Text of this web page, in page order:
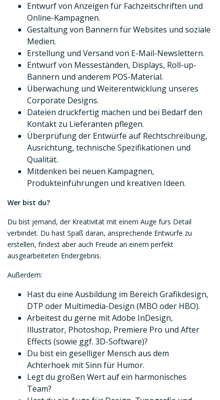
Entwurf von Anzeigen für Fachzeitschriften und
Online-Kampagnen.
Gestaltung von Bannern für Websites und soziale
Medien.
Erstellung und Versand von E-Mail-Newslettern.
Entwurf von Messeständen, Displays, Roll-up-
Bannern und anderem POS-Material.
Überwachung und Weiterentwicklung unseres
Corporate Designs.
Dateien druckfertig machen und bei Bedarf den
Kontakt zu Lieferanten pflegen.
Überprüfung der Entwürfe auf Rechtschreibung,
Ausrichtung, technische Spezifikationen und
Qualität.
Mitdenken bei neuen Kampagnen,
Produkteinführungen und kreativen Ideen.
Wer bist du?
Du bist jemand, der Kreativität mit einem Auge fürs Detail
verbindet. Du hast Spaß daran, ansprechende Entwürfe zu
erstellen, findest aber auch Freude an einem perfekt
ausgearbeiteten Endergebnis.
Außerdem:
Hast du eine Ausbildung im Bereich Grafikdesign,
DTP oder Multimedia-Design (MBO oder HBO).
Arbeitest du gerne mit Adobe InDesign,
Illustrator, Photoshop, Premiere Pro und After
Effects (sowie ggf. 3D-Software)?
Du bist ein geselliger Mensch aus dem
Achterhoek mit Sinn für Humor.
Legt du großen Wert auf ein harmonisches
Team?